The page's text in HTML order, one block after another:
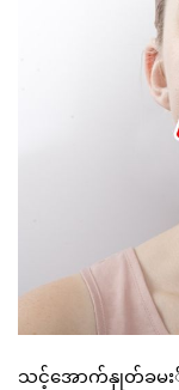
သင့်အောက်နှုတ်ခမး်ကို